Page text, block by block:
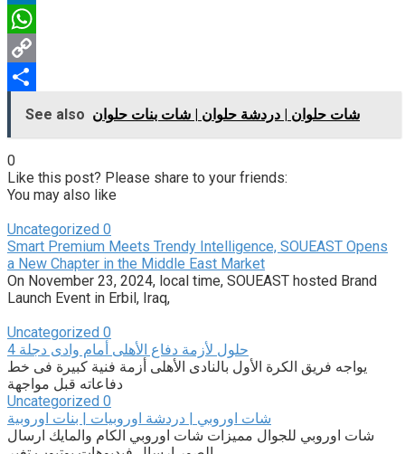
LinkedIn
WhatsApp
Copy
Link
Share
See also شات حلوان | دردشة حلوان | شات بنات حلوان
0
Like this post? Please share to your friends:
You may also like
Uncategorized 0
Smart Premium Meets Trendy Intelligence, SOUEAST Opens
a New Chapter in the Middle East Market
On November 23, 2024, local time, SOUEAST hosted Brand
Launch Event in Erbil, Iraq,
Uncategorized 0
4 حلول لأزمة دفاع الأهلى أمام وادى دجلة
يواجه فريق الكرة الأول بالنادى الأهلى أزمة فنية كبيرة فى خط
دفاعاته قبل مواجهة
Uncategorized 0
شات اوروبي | دردشة اوروبيات | بنات اوروبية
شات اوروبي للجوال مميزات شات اوروبي الكام والمايك ارسال